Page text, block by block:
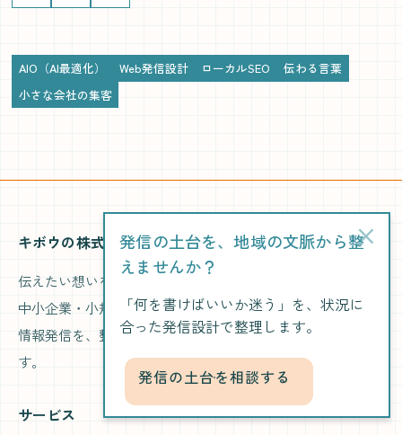
AIO（AI最適化） Web発信設計 ローカルSEO
伝わる言葉
小さな会社の集客
キボウの株式会社
伝えたい想いを、伝わるかたちへ。
中小企業・小規模事業者のために、マーケティング・広報・
情報発信を、整理・制作・改善まで一貫して支援していま
す。
サービス
発信の土台を、地域の文脈から整
えませんか？
「何を書けばいいか迷う」を、状況に
合った発信設計で整理します。
発信の土台を相談する
×